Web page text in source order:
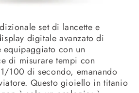
set di lancette e
digitale avanzato di
equipaggiato con un
di misurare tempi con
100 di secondo, emanando
Questo gioiello in titanio